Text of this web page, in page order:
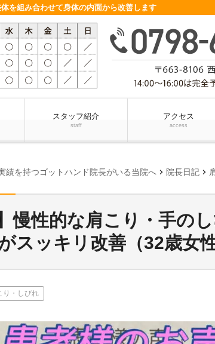
を組み合わせて身体の内面から改善します
スタッフ紹介
staff
アクセス
access
績を持つゴットハンド院長がいる当院へ chevron_right 院長日記 chevron_right
慢性的な肩こり・手の
スッキリ改善（32歳女性
り・しびれ